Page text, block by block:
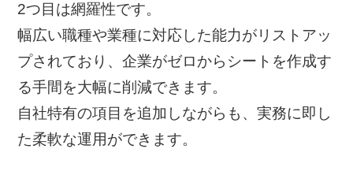
2つ目は網羅性です。
幅広い職種や業種に対応した能力がリストアッ
プされており、企業がゼロからシートを作成す
る手間を大幅に削減できます。
自社特有の項目を追加しながらも、実務に即し
た柔軟な運用ができます。